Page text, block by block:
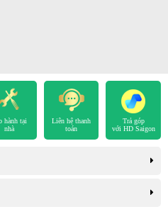
hành tại
nhà
Liên hệ thanh
toán
Trả góp
với HD Saigon